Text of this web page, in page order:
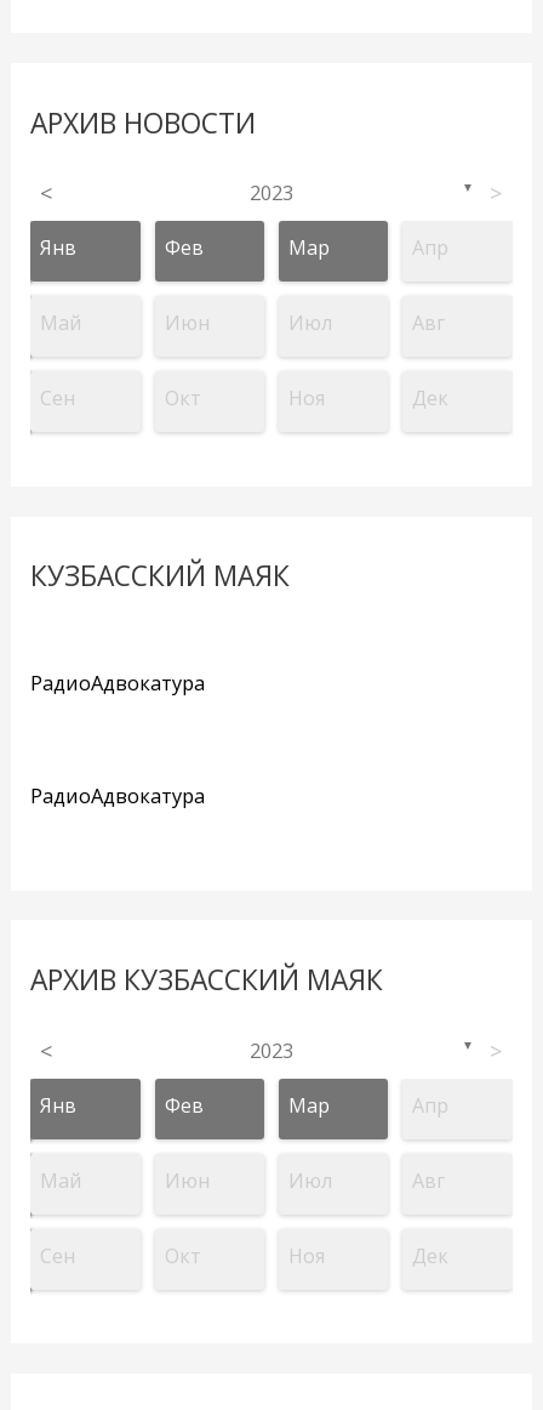
АРХИВ НОВОСТИ
< 2023 ▼ >
Янв Фев Мар Апр
Май Июн Июл Авг
Сен Окт Ноя Дек
КУЗБАССКИЙ МАЯК
РадиоАдвокатура
РадиоАдвокатура
АРХИВ КУЗБАССКИЙ МАЯК
< 2023 ▼ >
Янв Фев Мар Апр
Май Июн Июл Авг
Сен Окт Ноя Дек